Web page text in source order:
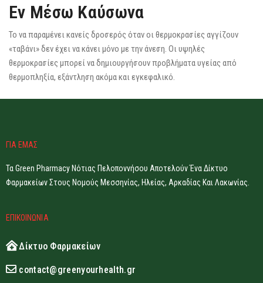
Εν Μέσω Καύσωνα
Το να παραμένει κανείς δροσερός όταν οι θερμοκρασίες αγγίζουν
«ταβάνι» δεν έχει να κάνει μόνο με την άνεση. Οι υψηλές
θερμοκρασίες μπορεί να δημιουργήσουν προβλήματα υγείας από
θερμοπληξία, εξάντληση ακόμα και εγκεφαλικό.
ΓΙΑ ΕΜΑΣ
Τα Green Pharmacy Νότιας Πελοποννήσου Αποτελούν Ένα Δίκτυο
Φαρμακείων Στους Νομούς Μεσσηνίας, Ηλείας, Αρκαδίας Και Λακωνίας.
ΕΠΙΚΟΙΝΩΝΙΑ
Δίκτυο Φαρμακείων
contact@greenyourhealth.gr